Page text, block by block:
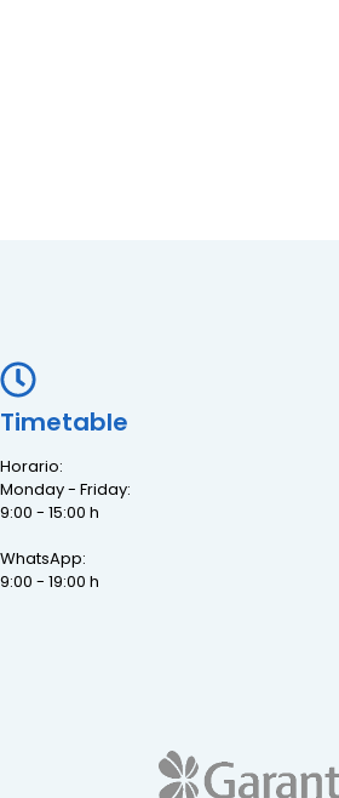
Timetable
Horario:
Monday - Friday:
9:00 - 15:00 h
WhatsApp:
9:00 - 19:00 h